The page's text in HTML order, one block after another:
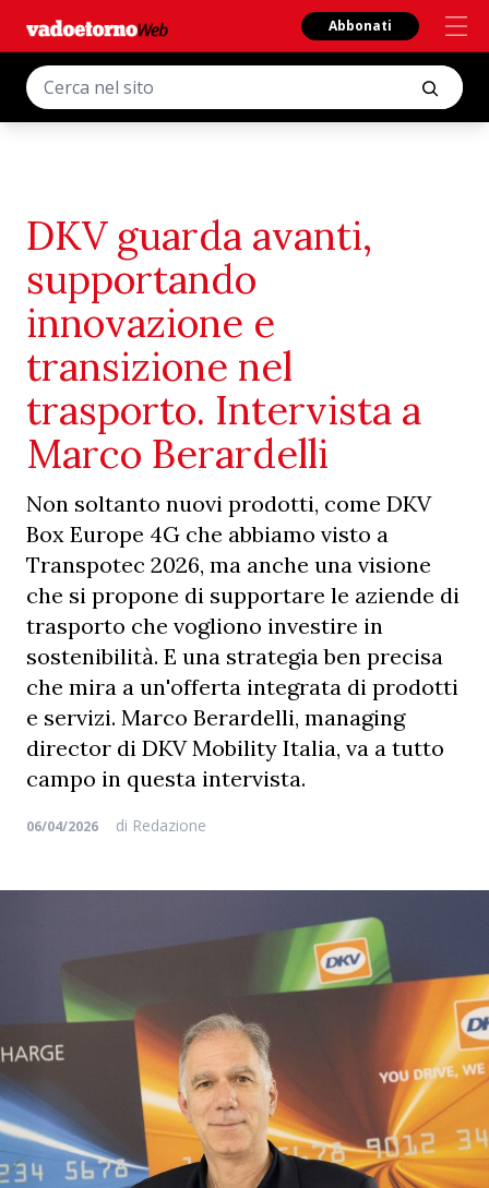
Abbonati
DKV guarda avanti,
supportando
innovazione e
transizione nel
trasporto. Intervista a
Marco Berardelli
Non soltanto nuovi prodotti, come DKV
Box Europe 4G che abbiamo visto a
Transpotec 2026, ma anche una visione
che si propone di supportare le aziende di
trasporto che vogliono investire in
sostenibilità. E una strategia ben precisa
che mira a un'offerta integrata di prodotti
e servizi. Marco Berardelli, managing
director di DKV Mobility Italia, va a tutto
campo in questa intervista.
06/04/2026 di Redazione